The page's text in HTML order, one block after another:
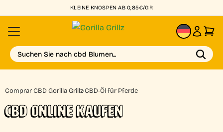
KLEINE KNOSPEN AB 0,85€/GR
DE
Suchen Sie nach cbd Blumen...
Comprar CBD Gorilla Grillz›CBD-Öl für Pferde
CBD ONLINE KAUFEN